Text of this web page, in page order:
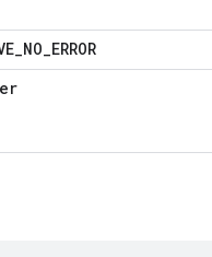
_NO_ERROR